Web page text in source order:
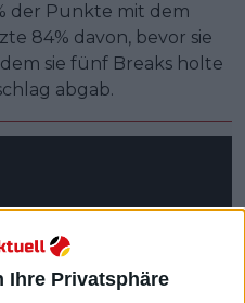
Ihre Privatsphäre
der Punkte mit dem
84% davon, bevor sie
sie fünf Breaks holte
abgab.